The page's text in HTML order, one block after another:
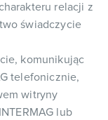
relacji z
świadczycie
komunikując
telefonicznie,
witryny
lub